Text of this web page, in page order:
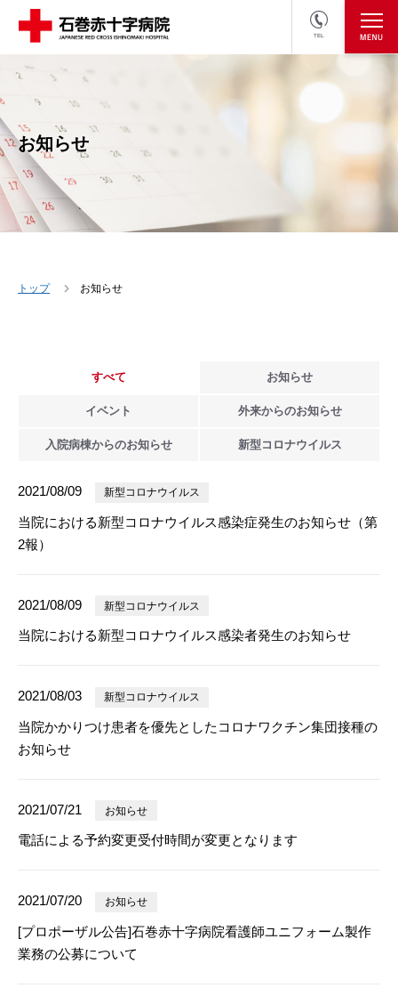
TEL
医療関係者の方
お知らせ
トップ お知らせ
すべて お知らせ
イベント 外来からのお知らせ
入院病棟からのお知らせ 新型 コロナウイルス
2021/08/09 新型コロナウイルス
当院における新型コロナウイルス感染症発生のお知らせ（第
2報）
2021/08/09 新型コロナウイルス
当院における新型コロナウイルス感染者発生のお知らせ
2021/08/03 新型コロナウイルス
当院かかりつけ患者を優先としたコロナワクチン集団接種の
お知らせ
2021/07/21 お知らせ
電話による予約変更受付時間が変更となります
2021/07/20 お知らせ
[プロポーザル公告]石巻赤十字病院看護師ユニフォーム製作
業務の公募について